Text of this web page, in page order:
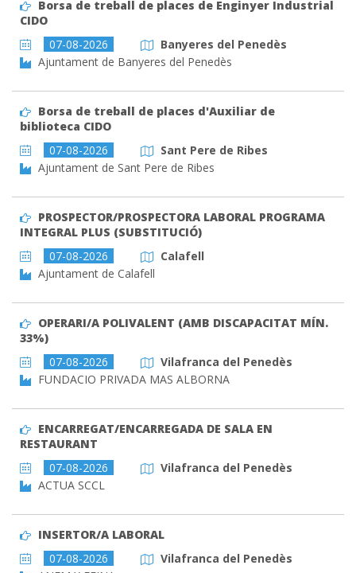
Borsa de treball de places de Enginyer Industrial
CIDO
07-08-2026
Banyeres del Penedès
Ajuntament de Banyeres del Penedès
Borsa de treball de places d'Auxiliar de
biblioteca CIDO
07-08-2026
Sant Pere de Ribes
Ajuntament de Sant Pere de Ribes
PROSPECTOR/PROSPECTORA LABORAL PROGRAMA
INTEGRAL PLUS (SUBSTITUCIÓ)
07-08-2026
Calafell
Ajuntament de Calafell
OPERARI/A POLIVALENT (AMB DISCAPACITAT MÍN.
33%)
07-08-2026
Vilafranca del Penedès
FUNDACIO PRIVADA MAS ALBORNA
ENCARREGAT/ENCARREGADA DE SALA EN
RESTAURANT
07-08-2026
Vilafranca del Penedès
ACTUA SCCL
INSERTOR/A LABORAL
07-08-2026
Vilafranca del Penedès